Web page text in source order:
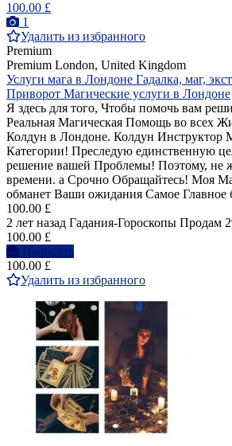
100.00 £
1
Удалить из избранного
Premium
Premium London, United Kingdom
Услуги мага в Лондоне Гадалка, маг,
Приворот Магические услуги в Лондоне
Я здесь для того, Чтобы помочь вам
Реальная Магическая Помощь во всех
Колдун в Лондоне. Колдун Инструктор
Категории! Преследую единственную
решение вашей Проблемы! Поэтому, не
времени. а Срочно Обращайтесь! Моя
обманет Ваши ожидания Самое Главное
100.00 £
2 лет назад Гадания-Гороскопы Продам
100.00 £
Написать
100.00 £
Удалить из избранного